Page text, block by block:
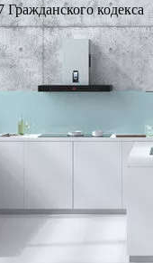
кодекса